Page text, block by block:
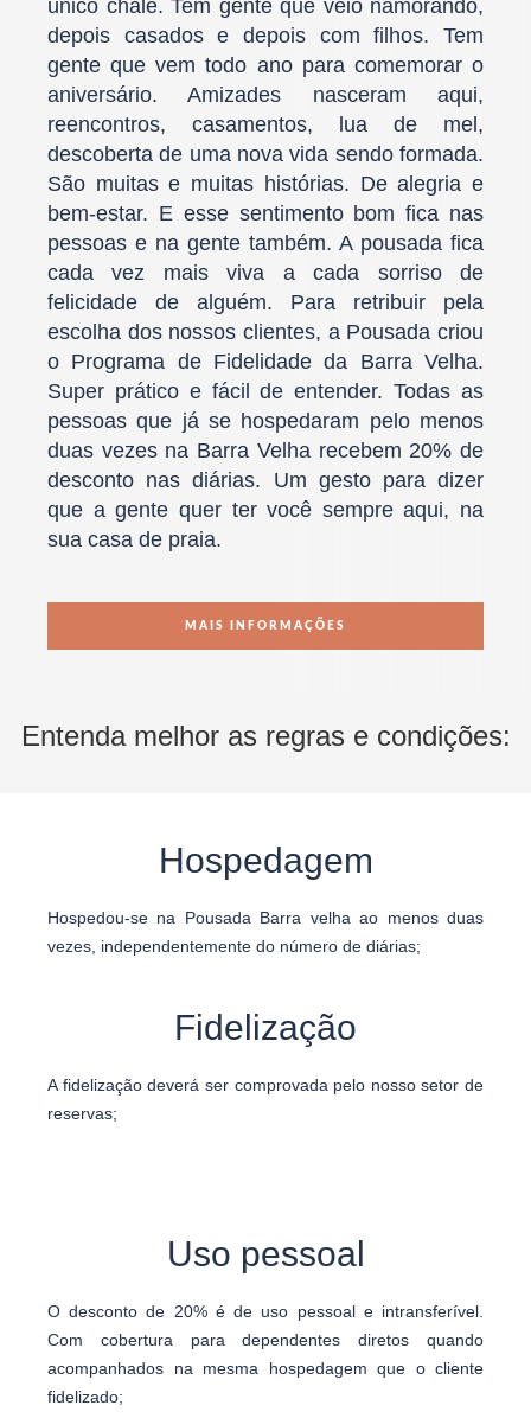
único chalé. Tem gente que veio namorando,
depois casados e depois com filhos. Tem
gente que vem todo ano para comemorar o
aniversário. Amizades nasceram aqui,
reencontros, casamentos, lua de mel,
descoberta de uma nova vida sendo formada.
São muitas e muitas histórias. De alegria e
bem-estar. E esse sentimento bom fica nas
pessoas e na gente também. A pousada fica
cada vez mais viva a cada sorriso de
felicidade de alguém. Para retribuir pela
escolha dos nossos clientes, a Pousada criou
o Programa de Fidelidade da Barra Velha.
Super prático e fácil de entender. Todas as
pessoas que já se hospedaram pelo menos
duas vezes na Barra Velha recebem 20% de
desconto nas diárias. Um gesto para dizer
que a gente quer ter você sempre aqui, na
sua casa de praia.
MAIS INFORMAÇÕES
Entenda melhor as regras e condições:
Hospedagem
Hospedou-se na Pousada Barra velha ao menos duas
vezes, independentemente do número de diárias;
Fidelização
A fidelização deverá ser comprovada pelo nosso setor de
reservas;
Uso pessoal
O desconto de 20% é de uso pessoal e intransferível.
Com cobertura para dependentes diretos quando
acompanhados na mesma hospedagem que o cliente
fidelizado;